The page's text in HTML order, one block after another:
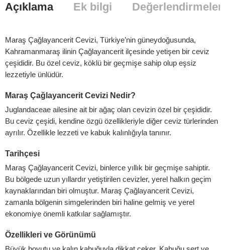
Açıklama Ek bilgi Değerlendirmeler
Maraş Çağlayancerit Cevizi, Türkiye’nin güneydoğusunda,
Kahramanmaraş ilinin Çağlayancerit ilçesinde yetişen bir ceviz
çeşididir. Bu özel ceviz, köklü bir geçmişe sahip olup eşsiz
lezzetiyle ünlüdür.
Maraş Çağlayancerit Cevizi Nedir?
Juglandaceae ailesine ait bir ağaç olan cevizin özel bir çeşididir.
Bu ceviz çeşidi, kendine özgü özellikleriyle diğer ceviz türlerinden
ayrılır. Özellikle lezzeti ve kabuk kalınlığıyla tanınır.
Tarihçesi
Maraş Çağlayancerit Cevizi, binlerce yıllık bir geçmişe sahiptir.
Bu bölgede uzun yıllardır yetiştirilen cevizler, yerel halkın geçim
kaynaklarından biri olmuştur. Maraş Çağlayancerit Cevizi,
zamanla bölgenin simgelerinden biri haline gelmiş ve yerel
ekonomiye önemli katkılar sağlamıştır.
Özellikleri ve Görünümü
ekle
göndermek için %1$slogged'a %2$s giriş yapmış olmanız